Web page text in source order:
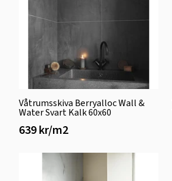
Våtrumsskiva Berryalloc Wall &
Water Svart Kalk 60x60
639 kr/m2